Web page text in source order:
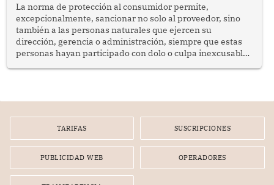
La norma de protección al consumidor permite,
excepcionalmente, sancionar no solo al proveedor, sino
también a las personas naturales que ejercen su
dirección, gerencia o administración, siempre que estas
personas hayan participado con dolo o culpa inexcusable
por la frustrada realización de un meet and greet con
TARIFAS SUSCRIPCIONES
PUBLICIDAD WEB OPERADORES